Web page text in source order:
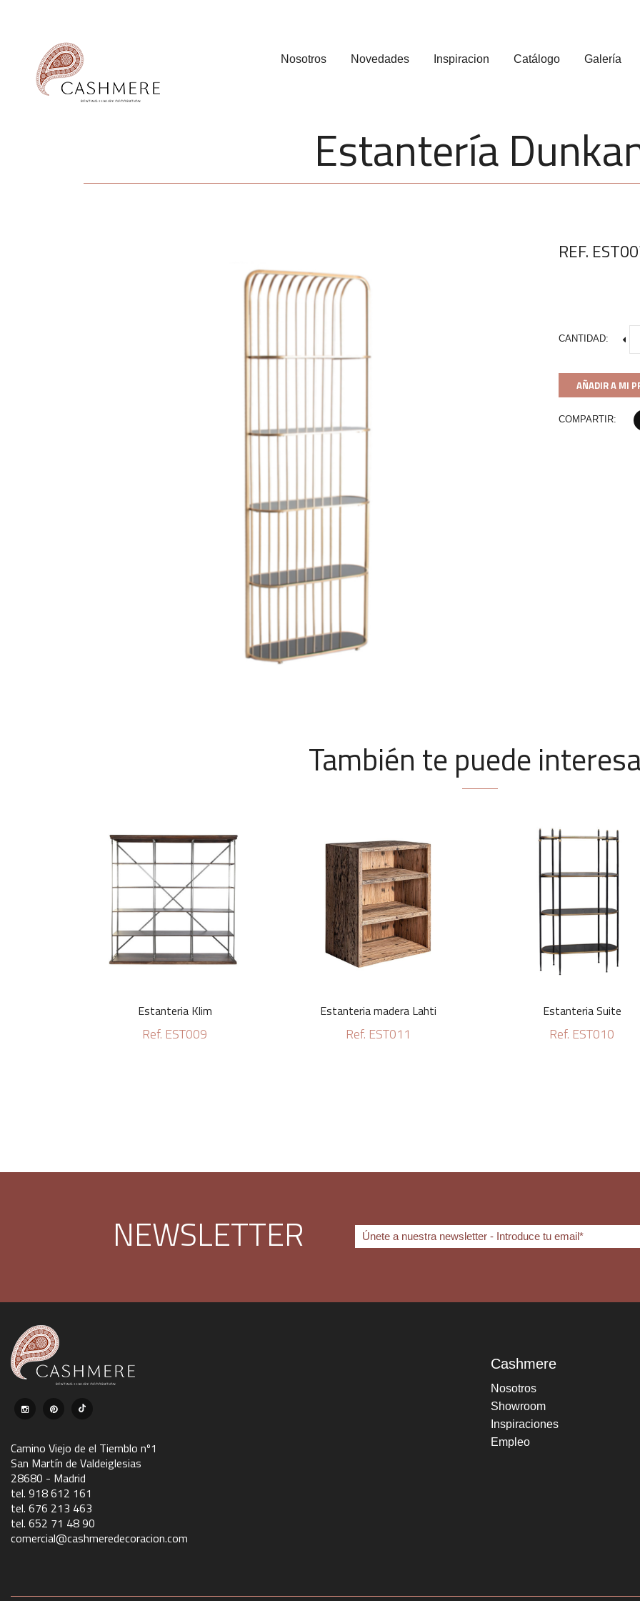
Nosotros Novedades Inspiracion Catálogo Galería
Estantería
REF.
CANTIDAD:
AÑADIR A MI
COMPARTIR:
También te puede
Estanteria Klim
Ref. EST009
Estanteria madera Lahti
Ref. EST011
Estanteria Suite
Ref. EST010
NEWSLETTER
Camino Viejo de el Tiemblo nº1
San Martín de Valdeiglesias
28680 - Madrid
tel. 918 612 161
tel. 676 213 463
tel. 652 71 48 90
comercial@cashmeredecoracion.com
Cashmere
Nosotros
Showroom
Inspiraciones
Empleo